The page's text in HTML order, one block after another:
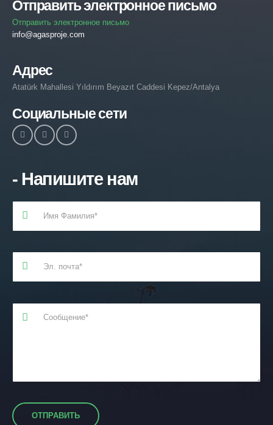
Отправить электронное письмо
Отправить электронное письмо
info@agasproje.com
Адрес
Atatürk Mahallesi Yıldırım Beyazıt Caddesi Kepez/Antalya
Социальные сети
- Напишите нам